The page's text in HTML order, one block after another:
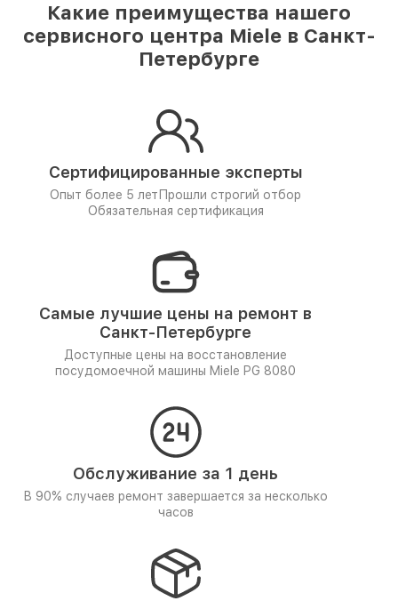
Какие преимущества нашего
сервисного центра Miele в Санкт-
Петербурге
Сертифицированные эксперты
Опыт более 5 лет Прошли строгий отбор
Обязательная сертификация
Самые лучшие цены на ремонт в
Санкт-Петербурге
Доступные цены на восстановление
посудомоечной машины Miele PG 8080
Обслуживание за 1 день
В 90% случаев ремонт завершается за несколько
часов